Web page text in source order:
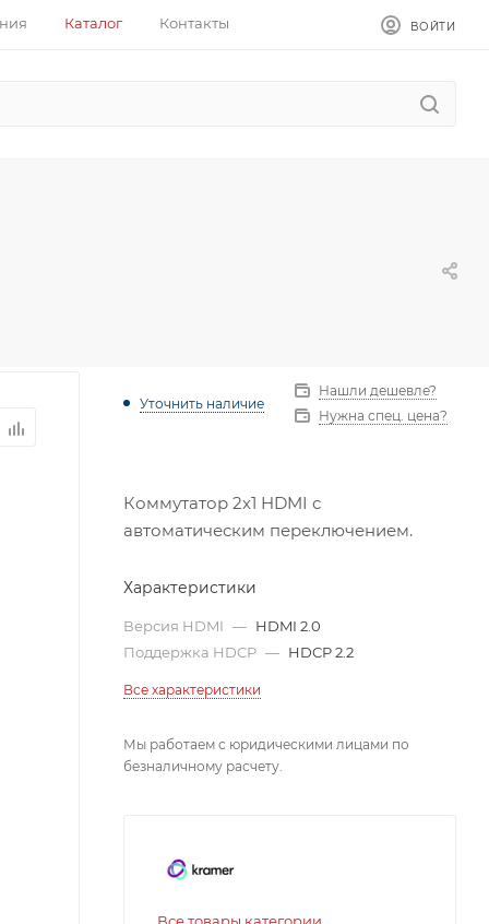
Каталог Контакты ВОЙТИ
Уточнить наличие
Нашли дешевле?
Нужна спец. цена?
Коммутатор 2х1 HDMI с
автоматическим переключением.
Характеристики
Версия HDMI — HDMI 2.0
Поддержка HDCP — HDCP 2.2
Все характеристики
Мы работаем с юридическими лицами по
безналичному расчету.